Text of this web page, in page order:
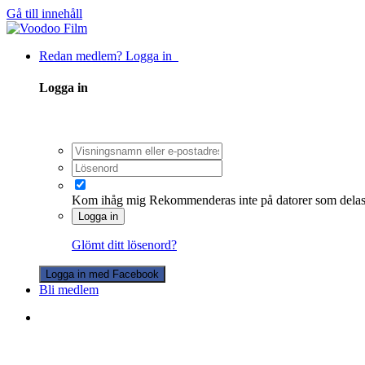
Gå till innehåll
Redan medlem? Logga in
Logga in
Kom ihåg mig Rekommenderas inte på datorer som
Logga in
Glömt ditt lösenord?
Logga in med Facebook
Bli medlem